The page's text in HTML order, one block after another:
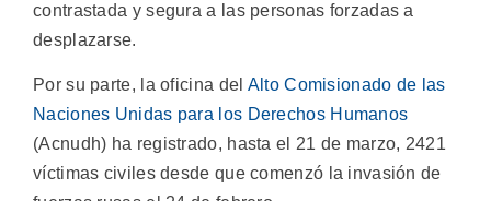
contrastada y segura a las personas forzadas a
desplazarse.
Por su parte, la oficina del Alto Comisionado de las
Naciones Unidas para los Derechos Humanos
(Acnudh) ha registrado, hasta el 21 de marzo, 2421
víctimas civiles desde que comenzó la invasión de